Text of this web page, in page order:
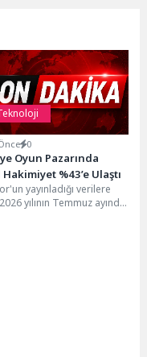
0
Oyun Pazarında
%43’e Ulaştı
yayınladığı verilere
yılının Temmuz ayında